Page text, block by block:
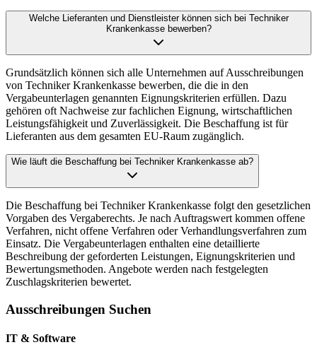
Welche Lieferanten und Dienstleister können sich bei Techniker
Krankenkasse bewerben?
Grundsätzlich können sich alle Unternehmen auf Ausschreibungen
von Techniker Krankenkasse bewerben, die die in den
Vergabeunterlagen genannten Eignungskriterien erfüllen. Dazu
gehören oft Nachweise zur fachlichen Eignung, wirtschaftlichen
Leistungsfähigkeit und Zuverlässigkeit. Die Beschaffung ist für
Lieferanten aus dem gesamten EU-Raum zugänglich.
Wie läuft die Beschaffung bei Techniker Krankenkasse ab?
Die Beschaffung bei Techniker Krankenkasse folgt den gesetzlichen
Vorgaben des Vergaberechts. Je nach Auftragswert kommen offene
Verfahren, nicht offene Verfahren oder Verhandlungsverfahren zum
Einsatz. Die Vergabeunterlagen enthalten eine detaillierte
Beschreibung der geforderten Leistungen, Eignungskriterien und
Bewertungsmethoden. Angebote werden nach festgelegten
Zuschlagskriterien bewertet.
Ausschreibungen Suchen
IT & Software